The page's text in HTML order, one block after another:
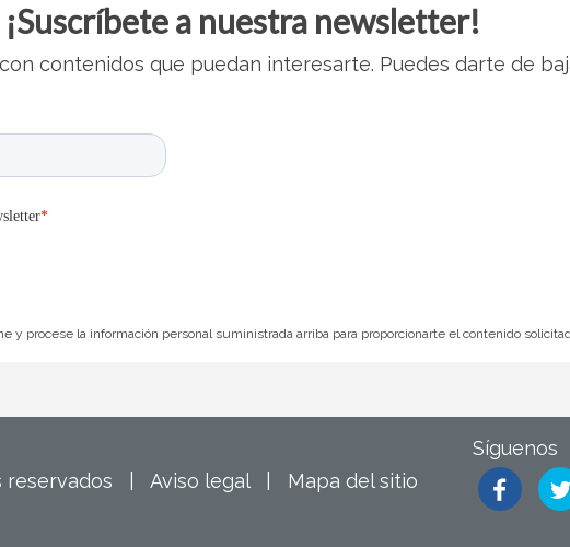
¡Suscríbete a nuestra newsletter!
contenidos que puedan interesarte. Puedes darte de
y procese la información personal suministrada arriba para proporcionarte el contenido
reservados | Aviso legal| Mapa del sitio
Síguenos